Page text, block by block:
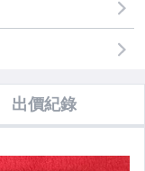
出價紀錄